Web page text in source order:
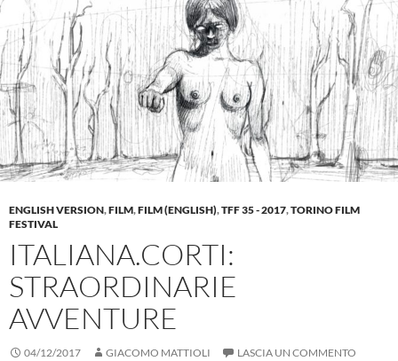
ENGLISH VERSION,FILM,FILM (ENGLISH),TFF 35 - 2017,TORINO FILM
FESTIVAL
ITALIANA.CORTI:
STRAORDINARIE
AVVENTURE
04/12/2017 GIACOMO MATTIOLI LASCIA UN COMMENTO